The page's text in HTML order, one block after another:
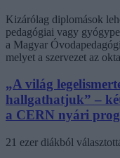
Kizárólag diplomások
pedagógiai vagy
a Magyar
melyet a szervezet az
„A világ
hallgathatjuk” –
a CERN nyári
21 ezer diákból